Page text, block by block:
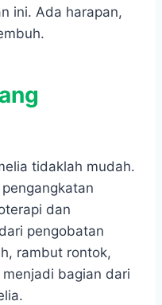
ini. Ada harapan,
tidaklah mudah.
dan
pengobatan
rambut rontok,
bagian dari